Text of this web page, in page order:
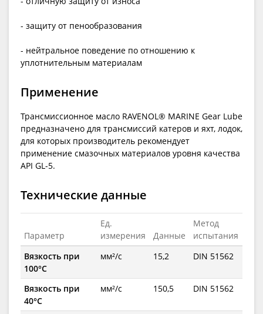
- защиту от пенообразования
- нейтральное поведение по отношению к
уплотнительным материалам
Применение
Трансмиссионное масло RAVENOL® MARINE Gear Lube
предназначено для трансмиссий катеров и яхт, лодок,
для которых производитель рекомендует
применение смазочных материалов уровня качества
API GL-5.
Технические данные
Параметр
Ед.
измерения
Данные
Метод
испытания
Вязкость при
100°C
мм²/с 15,2 DIN 51562
Вязкость при
40°C
мм²/с 150,5 DIN 51562